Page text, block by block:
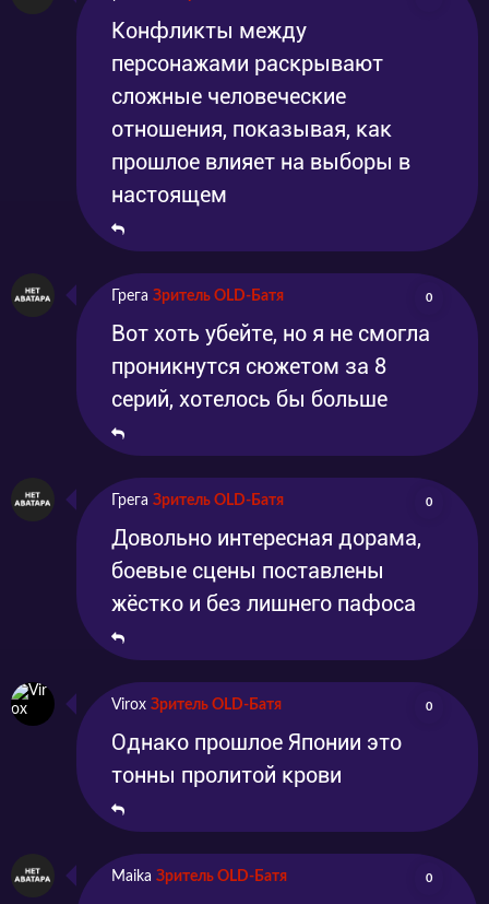
Конфликты между
персонажами раскрывают
сложные человеческие
отношения, показывая, как
прошлое влияет на выборы в
настоящем
Грега Зритель OLD-Батя 0
Вот хоть убейте, но я не смогла
проникнутся сюжетом за 8
серий, хотелось бы больше
Грега Зритель OLD-Батя 0
Довольно интересная дорама,
боевые сцены поставлены
жёстко и без лишнего пафоса
Virox Зритель OLD-Батя 0
Однако прошлое Японии это
тонны пролитой крови
Maika Зритель OLD-Батя 0